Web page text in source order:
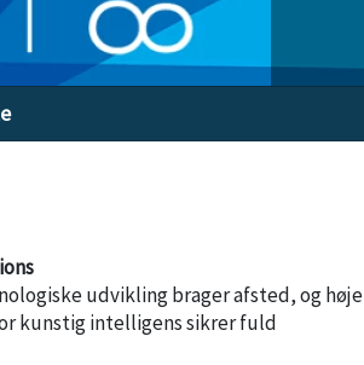
udvikling brager afsted, og høje
kunstig intelligens sikrer fuld